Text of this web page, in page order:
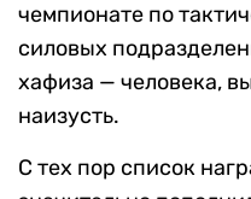
чемпионате по
силовых
хафиза — человека,
наизусть.
С тех пор список